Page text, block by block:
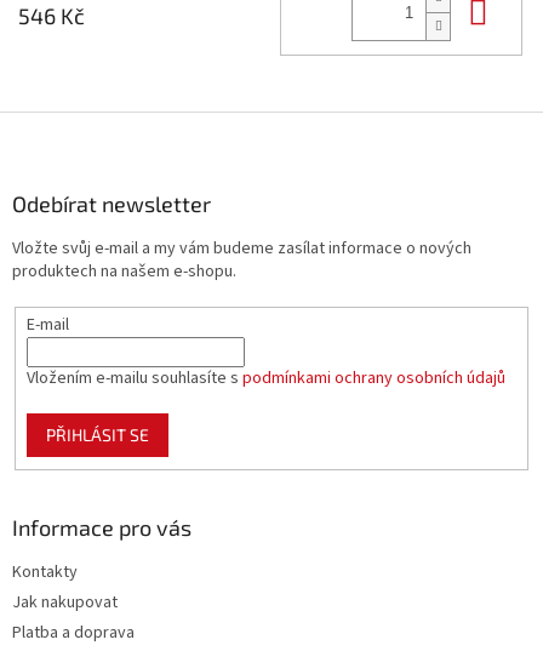
546 Kč
Odebírat newsletter
Vložte svůj e-mail a my vám budeme zasílat informace o nových
produktech na našem e-shopu.
E-mail
Vložením e-mailu souhlasíte s podmínkami ochrany osobních údajů
PŘIHLÁSIT SE
Informace pro vás
Kontakty
Jak nakupovat
Platba a doprava